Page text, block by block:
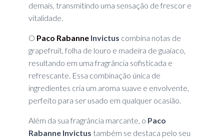
demais, transmitindo uma sensação de frescor e
vitalidade.
O Paco RabanneInvictus combina notas de
grapefruit, folha de louro e madeira de guaiaco,
resultando em uma fragrância sofisticada e
refrescante. Essa combinação única de
ingredientes cria um aroma suave e envolvente,
perfeito para ser usado em qualquer ocasião.
Além da sua fragrância marcante, o Paco
Rabanne Invictus também se destaca pelo seu